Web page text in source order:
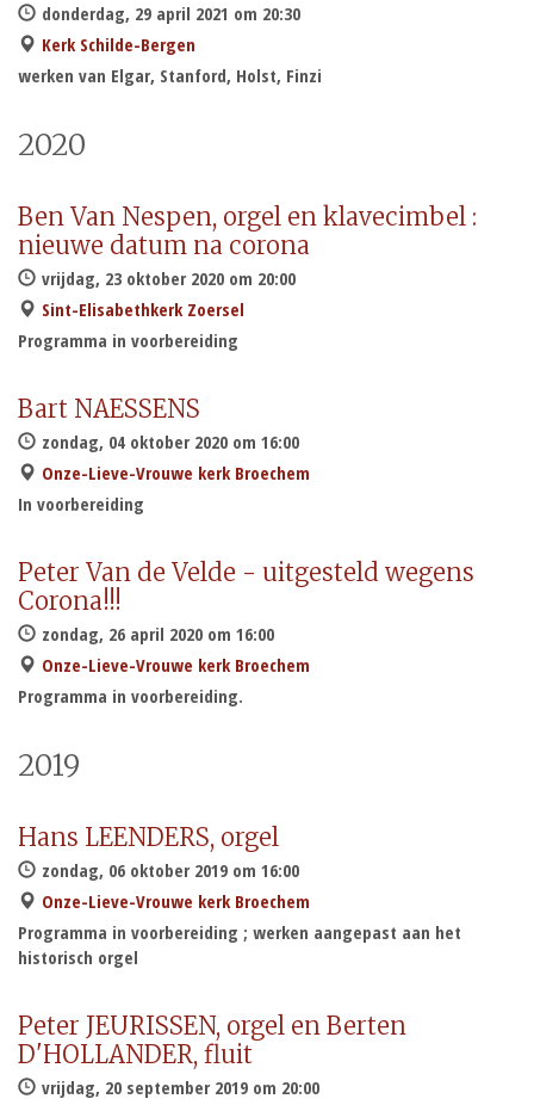
donderdag, 29 april 2021 om 20:30
Kerk Schilde-Bergen
werken van Elgar, Stanford, Holst, Finzi
2020
Ben Van Nespen, orgel en klavecimbel :
nieuwe datum na corona
vrijdag, 23 oktober 2020 om 20:00
Sint-Elisabethkerk Zoersel
Programma in voorbereiding
Bart NAESSENS
zondag, 04 oktober 2020 om 16:00
Onze-Lieve-Vrouwe kerk Broechem
In voorbereiding
Peter Van de Velde - uitgesteld wegens
Corona!!!
zondag, 26 april 2020 om 16:00
Onze-Lieve-Vrouwe kerk Broechem
Programma in voorbereiding.
2019
Hans LEENDERS, orgel
zondag, 06 oktober 2019 om 16:00
Onze-Lieve-Vrouwe kerk Broechem
Programma in voorbereiding ; werken aangepast aan het
historisch orgel
Peter JEURISSEN, orgel en Berten
D'HOLLANDER, fluit
vrijdag, 20 september 2019 om 20:00